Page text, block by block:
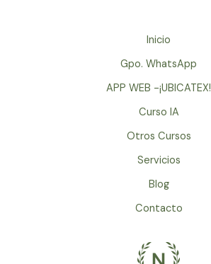
Inicio
Gpo. WhatsApp
APP WEB -¡UBICATEX!
Curso IA
Otros Cursos
Servicios
Blog
Contacto